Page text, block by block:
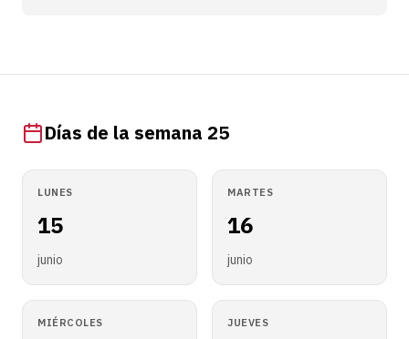
Días de la semana 25
LUNES
15
junio
MARTES
16
junio
MIÉRCOLES JUEVES